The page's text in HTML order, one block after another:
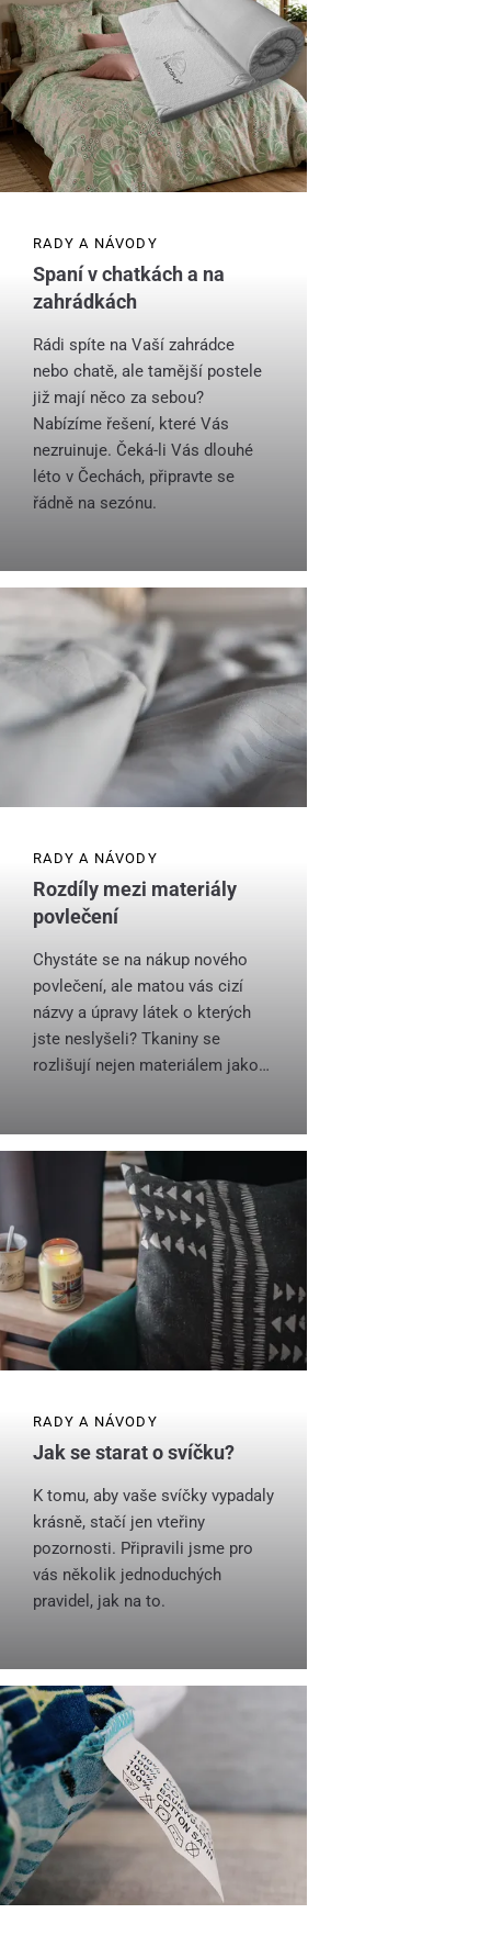
RADY A NÁVODY
Spaní v chatkách a na
zahrádkách
Rádi spíte na Vaší zahrádce
nebo chatě, ale tamější postele
již mají něco za sebou?
Nabízíme řešení, které Vás
nezruinuje. Čeká-li Vás dlouhé
léto v Čechách, připravte se
řádně na sezónu.
RADY A NÁVODY
Rozdíly mezi materiály
povlečení
Chystáte se na nákup nového
povlečení, ale matou vás cizí
názvy a úpravy látek o kterých
jste neslyšeli? Tkaniny se
rozlišují nejen materiálem jako…
RADY A NÁVODY
Jak se starat o svíčku?
K tomu, aby vaše svíčky vypadaly
krásně, stačí jen vteřiny
pozornosti. Připravili jsme pro
vás několik jednoduchých
pravidel, jak na to.